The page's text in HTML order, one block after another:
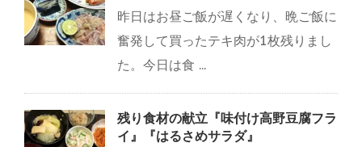
昨日はお昼ご飯が遅くなり、晩ご飯に
奮発して買ったテキ肉が1枚残りまし
た。今日は食 ...
残り食材の献立『味付け高野豆腐フラ
イ』『はるさめサラダ』